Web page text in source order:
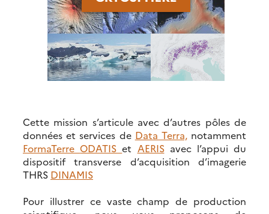
Cette mission s’articule avec d’autres pôles de
données et services de Data Terra,notamment
FormaTerre ODATISet AERISavec l’appui du
dispositif transverse d’acquisition d’imagerie
THRS DINAMIS
Pour illustrer ce vaste champ de production